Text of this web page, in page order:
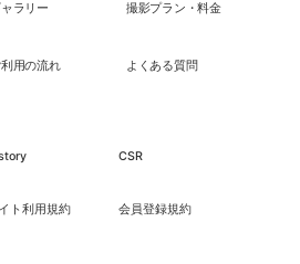
ラリー 撮影プラン・料金
用の流れ よくある質問
CSR
ト利用規約 会員登録規約